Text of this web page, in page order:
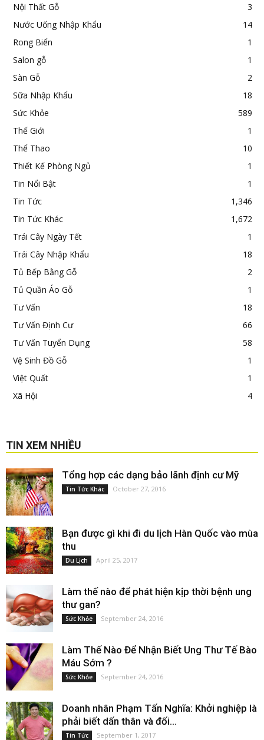
Nội Thất Gỗ
3
Nước Uống Nhập Khẩu
14
Rong Biển
1
Salon gỗ
1
Sàn Gỗ
2
Sữa Nhập Khẩu
18
Sức Khỏe
589
Thế Giới
1
Thể Thao
10
Thiết Kế Phòng Ngủ
1
Tin Nổi Bật
1
Tin Tức
1,346
Tin Tức Khác
1,672
Trái Cây Ngày Tết
1
Trái Cây Nhập Khẩu
18
Tủ Bếp Bằng Gỗ
2
Tủ Quần Áo Gỗ
1
Tư Vấn
18
Tư Vấn Định Cư
66
Tư Vấn Tuyển Dụng
58
Vệ Sinh Đồ Gỗ
1
Việt Quất
1
Xã Hội
4
TIN XEM NHIỀU
Tổng hợp các dạng bảo lãnh định cư Mỹ
Tin Tức Khác October 27, 2016
Bạn được gì khi đi du lịch Hàn Quốc vào mùa
thu
Du Lịch April 25, 2017
Làm thế nào để phát hiện kịp thời bệnh ung
thư gan?
Sức Khỏe September 24, 2016
Làm Thế Nào Để Nhận Biết Ung Thư Tế Bào
Máu Sớm ?
Sức Khỏe September 24, 2016
Doanh nhân Phạm Tấn Nghĩa: Khởi nghiệp là
phải biết dấn thân và đối...
Tin Tức September 1, 2017